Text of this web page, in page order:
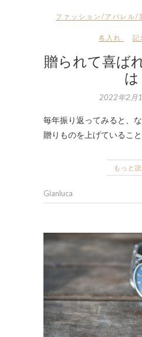
ファッション/アパレル/
名入れ 記
贈られて喜ば
は
2022年2月
毎年振り返ってみると、
贈りものを上げているこ
もっと
Gianluca